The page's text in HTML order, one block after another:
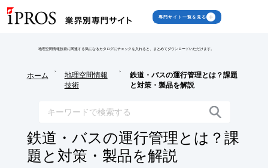
専門サイト一覧を見る
地理空間情報技術に関連する気になるカタログにチェックを入れると、まとめてダウンロードいただけます。
ホーム
>
地理空間情報
技術
>
鉄道・バスの運行管理とは？課題
と対策・製品を解説
鉄道・バスの運行管理とは？課
題と対策・製品を解説